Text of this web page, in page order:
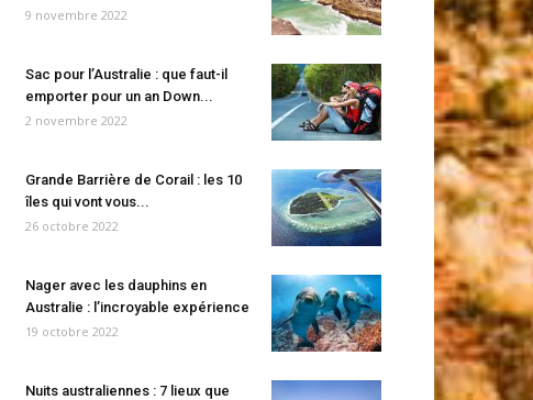
9 novembre 2022
Sac pour l’Australie : que faut-il
emporter pour un an Down...
2 novembre 2022
Grande Barrière de Corail : les 10
îles qui vont vous...
26 octobre 2022
Nager avec les dauphins en
Australie : l’incroyable expérience
19 octobre 2022
Nuits australiennes : 7 lieux que